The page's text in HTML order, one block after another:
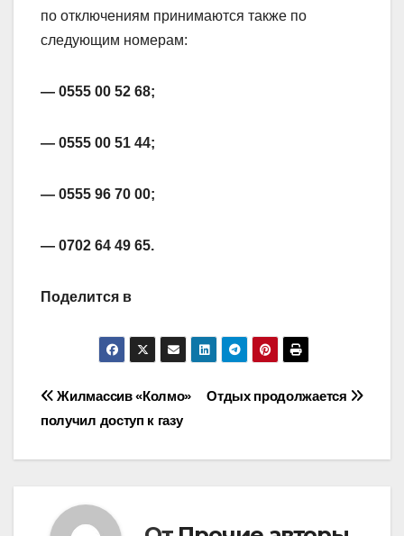
по отключениям принимаются также по
следующим номерам:
— 0555 00 52 68;
— 0555 00 51 44;
— 0555 96 70 00;
— 0702 64 49 65.
Поделится в
Навигация
по
Отдых продолжается
Жилмассив «Колмо»
получил доступ к газу